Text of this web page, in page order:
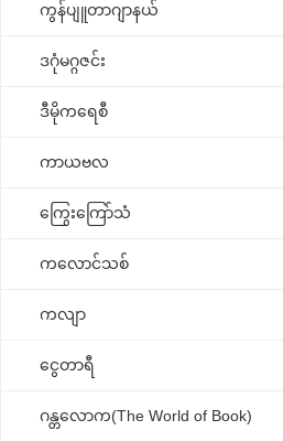
ကွန်ပျူတာဂျာနယ်
ဒဂုံမဂ္ဂဇင်း
ဒီမိုကရေစီ
ကာယဗလ
ကြွေးကြော်သံ
ကလောင်သစ်
ကလျာ
ငွေတာရီ
ဂန္တလောက(The World of Book)